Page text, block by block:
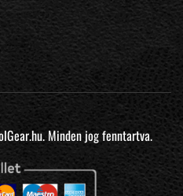
Minden jog fenntartva.